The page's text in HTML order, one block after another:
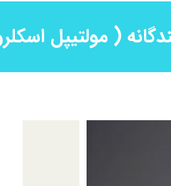
( مولتیپل